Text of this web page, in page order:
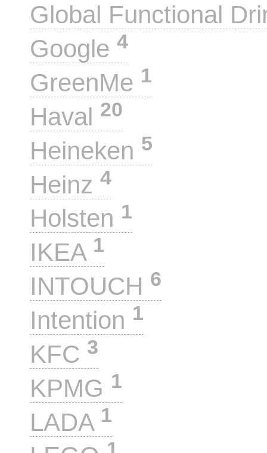
Global Functional
Google 4
GreenMe 1
Haval 20
Heineken 5
Heinz 4
Holsten 1
IKEA 1
INTOUCH 6
Intention 1
KFC 3
KPMG 1
LADA 1